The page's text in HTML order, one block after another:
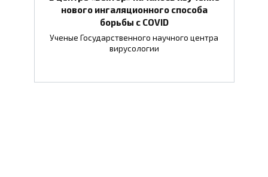
нового ингаляционного способа
борьбы с COVID
Ученые Государственного научного центра
вирусологии